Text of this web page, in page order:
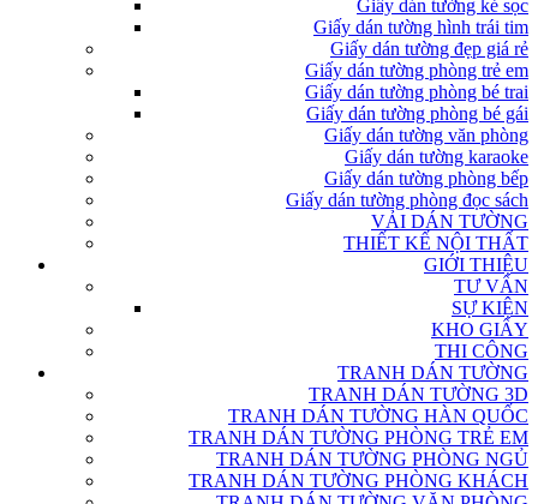
Giấy dán tường kẻ sọc
Giấy dán tường hình trái tim
Giấy dán tường đẹp giá rẻ
Giấy dán tường phòng trẻ em
Giấy dán tường phòng bé trai
Giấy dán tường phòng bé gái
Giấy dán tường văn phòng
Giấy dán tường karaoke
Giấy dán tường phòng bếp
Giấy dán tường phòng đọc sách
VẢI DÁN TƯỜNG
THIẾT KẾ NỘI THẤT
GIỚI THIỆU
TƯ VẤN
SỰ KIỆN
KHO GIẤY
THI CÔNG
TRANH DÁN TƯỜNG
TRANH DÁN TƯỜNG 3D
TRANH DÁN TƯỜNG HÀN QUỐC
TRANH DÁN TƯỜNG PHÒNG TRẺ EM
TRANH DÁN TƯỜNG PHÒNG NGỦ
TRANH DÁN TƯỜNG PHÒNG KHÁCH